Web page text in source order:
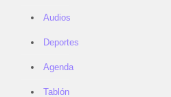
Audios
Deportes
Agenda
Tablón